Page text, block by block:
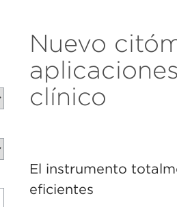
Nuevo
clínico
El instrumento
eficientes